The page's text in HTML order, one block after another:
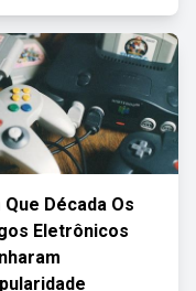
Que Década Os
Eletrônicos